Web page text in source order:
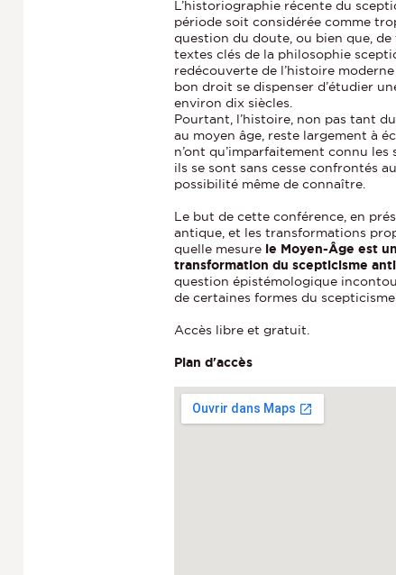
L’historiographie récente du
période soit considérée comme
question du doute, ou bien que,
textes clés de la philosophie
redécouverte de l’histoire
bon droit se dispenser d’étudier
environ dix siècles.
Pourtant, l’histoire, non pas tant
au moyen âge, reste largement à
n’ont qu’imparfaitement connu
ils se sont sans cesse confrontés
possibilité même de connaître.
Le but de cette conférence, en
antique, et les transformations
quelle mesure le Moyen-Âge est
transformation du scepticisme
question épistémologique
de certaines formes du
Accès libre et gratuit.
Plan d'accès